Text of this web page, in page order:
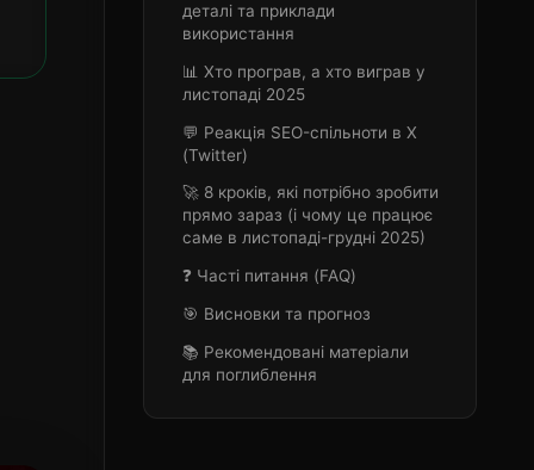
деталі та приклади
використання
📊 Хто програв, а хто виграв у
листопаді 2025
💬 Реакція SEO-спільноти в X
(Twitter)
🚀 8 кроків, які потрібно зробити
прямо зараз (і чому це працює
саме в листопаді-грудні 2025)
❓ Часті питання (FAQ)
🎯 Висновки та прогноз
📚 Рекомендовані матеріали
для поглиблення